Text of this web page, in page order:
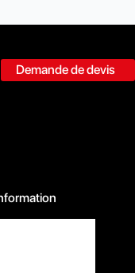
Demande de devis